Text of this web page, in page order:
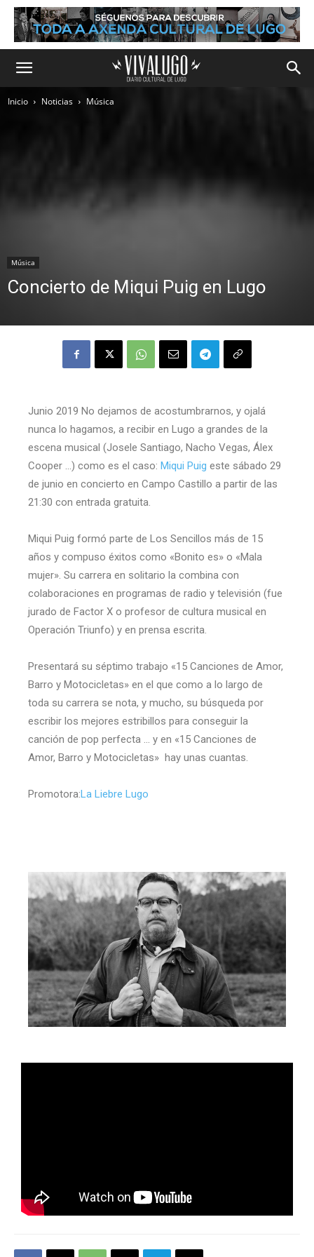
Inicio Noticias Música
Música
Concierto de Miqui Puig en Lugo
Junio 2019 No dejamos de acostumbrarnos, y ojalá
nunca lo hagamos, a recibir en Lugo a grandes de la
escena musical (Josele Santiago, Nacho Vegas, Álex
Cooper …) como es el caso: Miqui Puig este sábado 29
de junio en concierto en Campo Castillo a partir de las
21:30 con entrada gratuita.
Miqui Puig formó parte de Los Sencillos más de 15
años y compuso éxitos como «Bonito es» o «Mala
mujer». Su carrera en solitario la combina con
colaboraciones en programas de radio y televisión (fue
jurado de Factor X o profesor de cultura musical en
Operación Triunfo) y en prensa escrita.
Presentará su séptimo trabajo «15 Canciones de Amor,
Barro y Motocicletas» en el que como a lo largo de
toda su carrera se nota, y mucho, su búsqueda por
escribir los mejores estribillos para conseguir la
canción de pop perfecta … y en «15 Canciones de
Amor, Barro y Motocicletas» hay unas cuantas.
Promotora:La Liebre Lugo